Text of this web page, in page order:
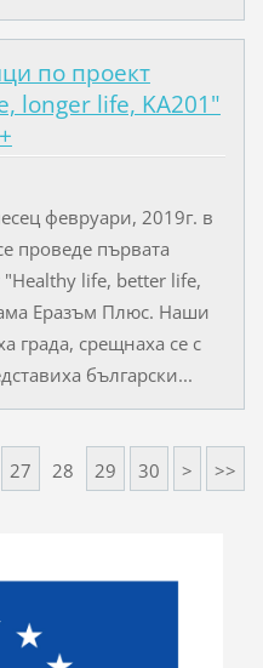
по проект
longer life, KA201"
февруари, 2019г. в
проведе първата
life, better life,
Еразъм Плюс. Наши
града, срещнаха се с
български...
27 28 29 30 > >>